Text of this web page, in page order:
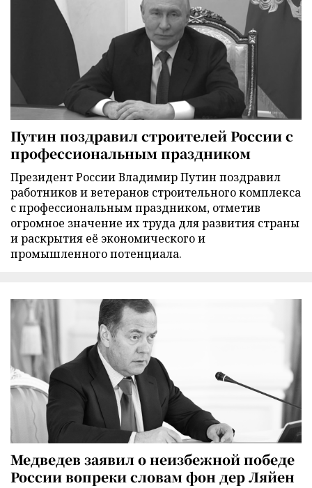
Путин поздравил строителей России с
профессиональным праздником
Президент России Владимир Путин поздравил
работников и ветеранов строительного комплекса
с профессиональным праздником, отметив
огромное значение их труда для развития страны
и раскрытия её экономического и
промышленного потенциала.
Медведев заявил о неизбежной победе
России вопреки словам фон дер Ляйен